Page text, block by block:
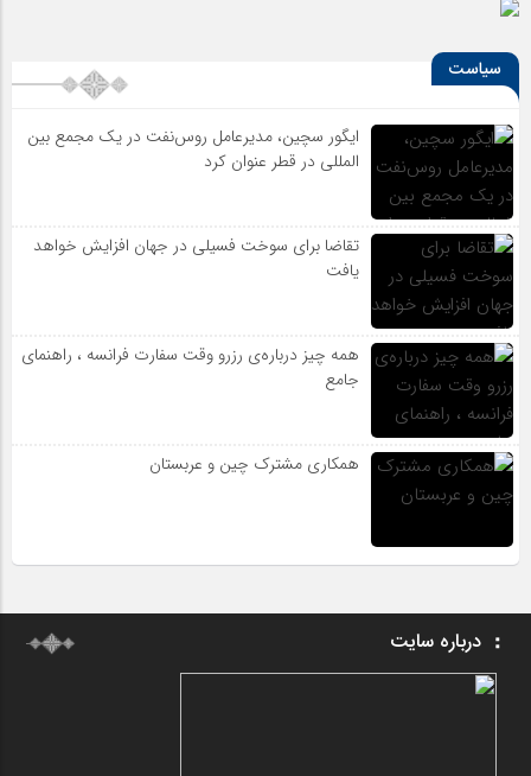
سیاست
ایگور سچین، مدیرعامل روس‌نفت در یک مجمع بین
المللی در قطر عنوان کرد
تقاضا برای سوخت فسیلی در جهان افزایش خواهد
یافت
همه چیز درباره‌ی رزرو وقت سفارت فرانسه ، راهنمای
جامع
همکاری مشترک چین و عربستان
درباره سایت